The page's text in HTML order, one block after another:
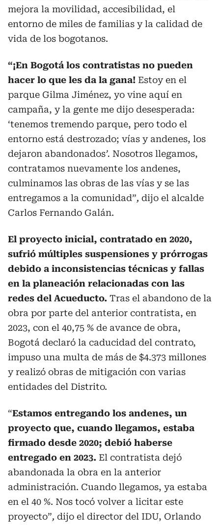
mejora la movilidad, accesibilidad, el
entorno de miles de familias y la calidad de
vida de los bogotanos.
“¡En Bogotá los contratistas no pueden
hacer lo que les da la gana! Estoy en el
parque Gilma Jiménez, yo vine aquí en
campaña, y la gente me dijo desesperada:
‘tenemos tremendo parque, pero todo el
entorno está destrozado; vías y andenes, los
dejaron abandonados’. Nosotros llegamos,
contratamos nuevamente los andenes,
culminamos las obras de las vías y se las
entregamos a la comunidad”, dijo el alcalde
Carlos Fernando Galán.
El proyecto inicial, contratado en 2020,
sufrió múltiples suspensiones y prórrogas
debido a inconsistencias técnicas y fallas
en la planeación relacionadas con las
redes del Acueducto. Tras el abandono de la
obra por parte del anterior contratista, en
2023, con el 40,75 % de avance de obra,
Bogotá declaró la caducidad del contrato,
impuso una multa de más de $4.373 millones
y realizó obras de mitigación con varias
entidades del Distrito.
“Estamos entregando los andenes, un
proyecto que, cuando llegamos, estaba
firmado desde 2020; debió haberse
entregado en 2023. El contratista dejó
abandonada la obra en la anterior
administración. Cuando llegamos, ya estaba
en el 40 %. Nos tocó volver a licitar este
proyecto”, dijo el director del IDU, Orlando